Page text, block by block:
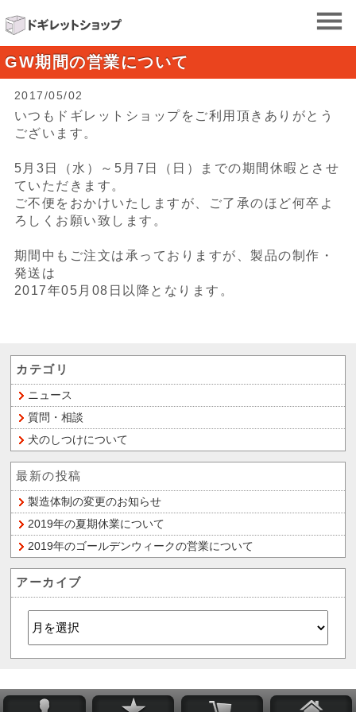
GW期間の営業について
2017/05/02
いつもドギレットショップをご利用頂きありがとう
ございます。
5月3日（水）～5月7日（日）までの期間休暇とさせ
ていただきます。
ご不便をおかけいたしますが、ご了承のほど何卒よ
ろしくお願い致します。
期間中もご注文は承っておりますが、製品の制作・
発送は
2017年05月08日以降となります。
カテゴリ
ニュース
質問・相談
犬のしつけについて
最新の投稿
製造体制の変更のお知らせ
2019年の夏期休業について
2019年のゴールデンウィークの営業について
アーカイブ